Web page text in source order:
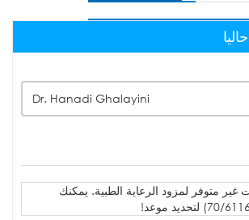
Dr. Hanadi Ghalayini
غير متوفر لمزود الرعاية الطبية. يمكنك